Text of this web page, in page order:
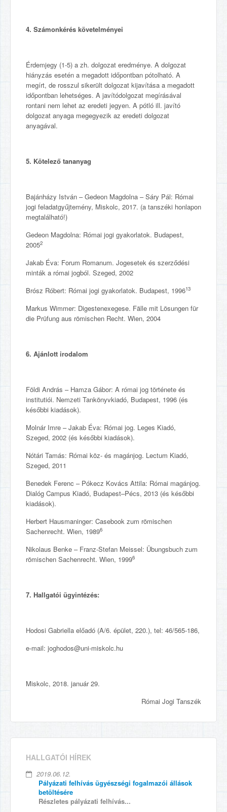
4. Számonkérés követelményei
Érdemjegy (1-5) a zh. dolgozat eredménye. A dolgozat
hiányzás esetén a megadott időpontban pótolható. A
megírt, de rosszul sikerült dolgozat kijavítása a megadott
időpontban lehetséges. A javítódolgozat megírásával
rontani nem lehet az eredeti jegyen. A pótló ill. javító
dolgozat anyaga megegyezik az eredeti dolgozat
anyagával.
5. Kötelező tananyag
Bajánházy István – Gedeon Magdolna – Sáry Pál: Római
jogi feladatgyűjtemény, Miskolc, 2017. (a tanszéki honlapon
megtalálható!)
Gedeon Magdolna: Római jogi gyakorlatok. Budapest,
20052
Jakab Éva: Forum Romanum. Jogesetek és szerződési
minták a római jogból. Szeged, 2002
Brósz Róbert: Római jogi gyakorlatok. Budapest, 199613
Markus Wimmer: Digestenexegese. Fälle mit Lösungen für
die Prüfung aus römischen Recht. Wien, 2004
6. Ajánlott irodalom
Földi András – Hamza Gábor: A római jog története és
institutiói. Nemzeti Tankönyvkiadó, Budapest, 1996 (és
későbbi kiadások).
Molnár Imre – Jakab Éva: Római jog. Leges Kiadó,
Szeged, 2002 (és későbbi kiadások).
Nótári Tamás: Római köz- és magánjog. Lectum Kiadó,
Szeged, 2011
Benedek Ferenc – Pókecz Kovács Attila: Római magánjog.
Dialóg Campus Kiadó, Budapest–Pécs, 2013 (és későbbi
kiadások).
Herbert Hausmaninger: Casebook zum römischen
Sachenrecht. Wien, 19896
Nikolaus Benke – Franz-Stefan Meissel: Übungsbuch zum
römischen Sachenrecht. Wien, 19996
7. Hallgatói ügyintézés:
Hodosi Gabriella előadó (A/6. épület, 220.), tel: 46/565-186,
e-mail: joghodos@uni-miskolc.hu
Miskolc, 2018. január 29.
Római Jogi Tanszék
HALLGATÓI HÍREK
2019.06.12.
Pályázati felhívás ügyészségi fogalmazói állások
betöltésére
Részletes pályázati felhívás...